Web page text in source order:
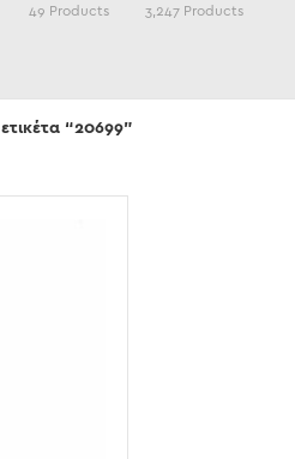
49 Products 3,247 Products
“20699”